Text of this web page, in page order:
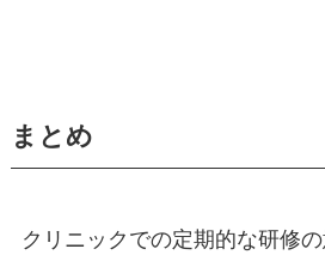
まとめ
クリニックでの定期的な研修